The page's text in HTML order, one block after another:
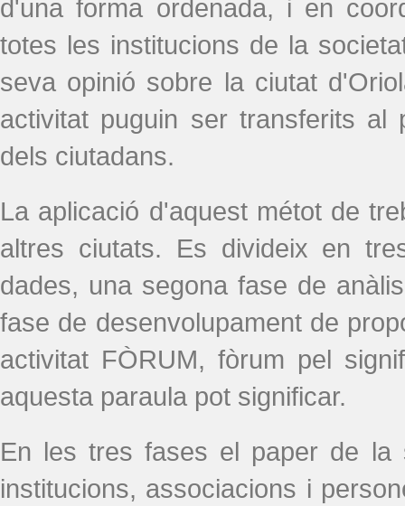
d'una forma ordenada, i en
totes les institucions de la
seva opinió sobre la ciutat
activitat puguin ser transferits
dels ciutadans.
La aplicació d'aquest métot de
altres ciutats. Es divideix en
dades, una segona fase de
fase de desenvolupament de
activitat FÒRUM, fòrum pel
aquesta paraula pot significar.
En les tres fases el paper de la
institucions, associacions i